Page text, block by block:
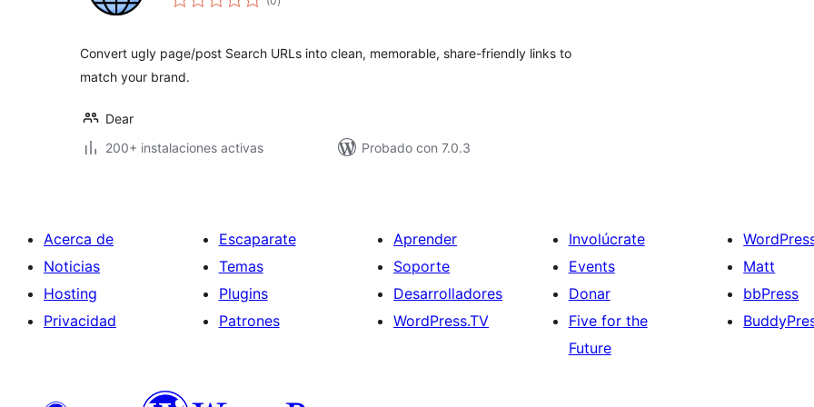
de
Convert ugly page/post Search URLs into clean, memorable, share-friendly links to
match your brand.
Dear
200+ instalaciones activas
Probado con 7.0.3
Acerca de
Noticias
Hosting
Privacidad
Escaparate
Temas
Plugins
Patrones
Aprender
Soporte
Desarrolladores
WordPress.TV
Involúcrate
Events
Donar
Five for the
Future
Matt
bbPress